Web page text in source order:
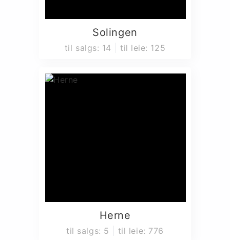
Solingen
til salgs: 14 til leie: 125
Herne
til salgs: 5 til leie: 776